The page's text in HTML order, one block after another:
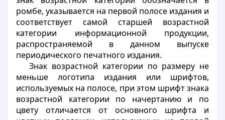
ромбе, указывается на первой полосе издания и
соответствует самой старшей возрастной
категории информационной продукции,
распространяемой в данном выпуске
периодического печатного издания.
Знак возрастной категории по размеру не
меньше логотипа издания или шрифтов,
используемых на полосе, при этом шрифт знака
возрастной категории по начертанию и по
цвету отличается от основного шрифта и